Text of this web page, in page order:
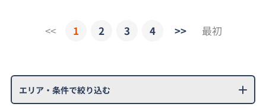
<< 1 2 3 4 >> 最初
エリア・条件で絞り込む